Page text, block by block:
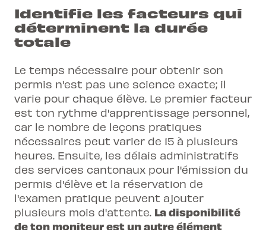
Identifie les facteurs qui
déterminent la durée
totale
Le temps nécessaire pour obtenir son
permis n'est pas une science exacte; il
varie pour chaque élève. Le premier facteur
est ton rythme d'apprentissage personnel,
car le nombre de leçons pratiques
nécessaires peut varier de 15 à plusieurs
heures. Ensuite, les délais administratifs
des services cantonaux pour l'émission du
permis d'élève et la réservation de
l'examen pratique peuvent ajouter
plusieurs mois d'attente. La disponibilité
de ton moniteur est un autre élément